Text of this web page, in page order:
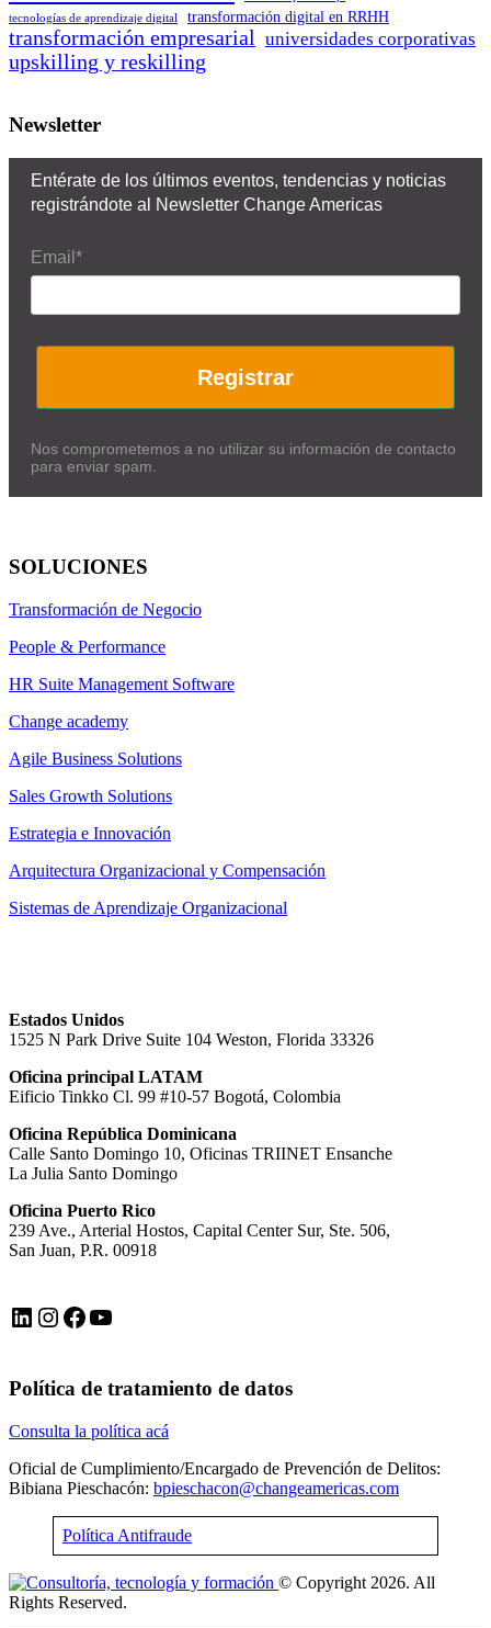
tecnologías de aprendizaje digital
transformación digital en RRHH
transformación empresarial universidades corporativas
upskilling y reskilling
Newsletter
Entérate de los últimos eventos, tendencias y noticias
registrándote al Newsletter Change Americas
Email*
Registrar
Nos comprometemos a no utilizar su información de contacto
para enviar spam.
SOLUCIONES
Transformación de Negocio
People & Performance
HR Suite Management Software
Change academy
Agile Business Solutions
Sales Growth Solutions
Estrategia e Innovación
Arquitectura Organizacional y Compensación
Sistemas de Aprendizaje Organizacional
Estados Unidos
1525 N Park Drive Suite 104 Weston, Florida 33326
Oficina principal LATAM
Eificio Tinkko Cl. 99 #10-57 Bogotá, Colombia
Oficina República Dominicana
Calle Santo Domingo 10, Oficinas TRIINET Ensanche
La Julia Santo Domingo
Oficina Puerto Rico
239 Ave., Arterial Hostos, Capital Center Sur, Ste. 506,
San Juan, P.R. 00918
LinkedIn Instagram Facebook YouTube
Política de tratamiento de datos
Consulta la política acá
Oficial de Cumplimiento/Encargado de Prevención de Delitos:
Bibiana Pieschacón: bpieschacon@changeamericas.com
Política Antifraude
© Copyright 2026. All
Rights Reserved.